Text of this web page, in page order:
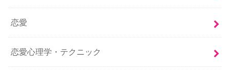
恋愛
恋愛心理学・テクニック